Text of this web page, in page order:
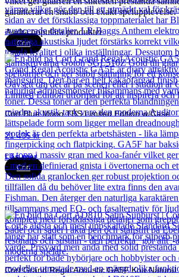
garanterar en snabb och exakt spelupplevelse.
Andra populära produkter
Cort
Cort Blue Moon TBS Limited Edition w/Case
21 435kr
Läs mer
Cort
Cort Grand Regal Acoustic GA5F Koa Natural